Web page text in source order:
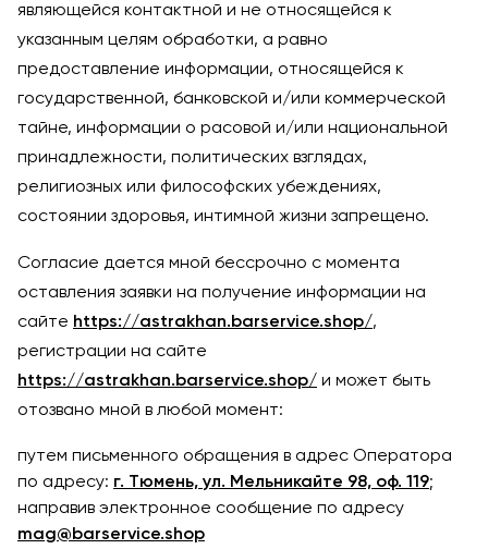
являющейся контактной и не относящейся к
указанным целям обработки, а равно
предоставление информации, относящейся к
государственной, банковской и/или коммерческой
тайне, информации о расовой и/или национальной
принадлежности, политических взглядах,
религиозных или философских убеждениях,
состоянии здоровья, интимной жизни запрещено.
Согласие дается мной бессрочно с момента
оставления заявки на получение информации на
сайте https://astrakhan.barservice.shop/,
регистрации на сайте
https://astrakhan.barservice.shop/ и может быть
отозвано мной в любой момент:
путем письменного обращения в адрес Оператора
по адресу: г. Тюмень, ул. Мельникайте 98, оф. 119;
направив электронное сообщение по адресу
mag@barservice.shop